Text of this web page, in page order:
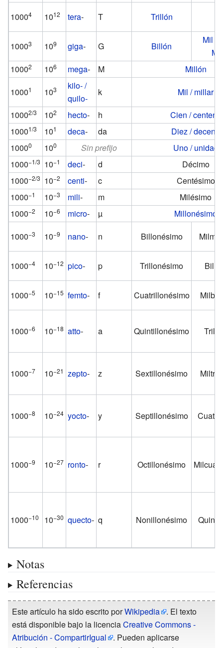
10004 1012 tera- T Trillón
10003 109 giga- G Billón
Mil
10002 106 mega- M
Millón
10001 103
kilo- /
quilo-
k
Mil / millar
10002/3 102 hecto- h
Cien / centena
10001/3 101 deca- da
Diez / decena
10000 100 Sin prefijo
Uno / unidad
1000−1/3 10−1 deci- d
Décimo
1000−2/3 10−2 centi- c
Centésimo
1000−1 10−3 mili- m
Milésimo
1000−2 10−6 micro- µ
Millonésimo
1000−3 10−9 nano- n Billonésimo
1000−4 10−12 pico- p Trillonésimo
1000−5 10−15 femto- f Cuatrillonésimo
1000−6 10−18 atto- a Quintillonésimo
1000−7 10−21 zepto- z Sextillonésimo
1000−8 10−24 yocto- y Septillonésimo
1000−9 10−27 ronto- r Octillonésimo
1000−10 10−30 quecto- q Nonillonésimo
Notas
Referencias
Este artículo ha sido escrito porWikipedia
. El texto
está disponible bajo la licenciaCreative Commons -
Atribución - CompartirIgual
. Pueden aplicarse